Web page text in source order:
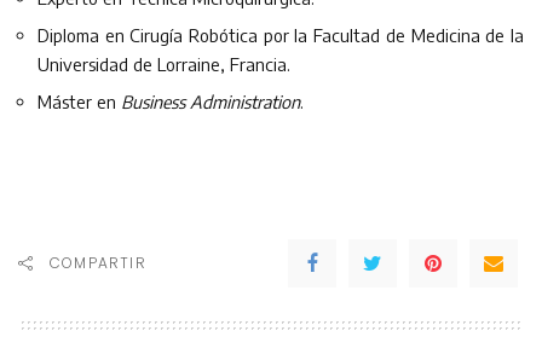
Diploma en Cirugía Robótica por la Facultad de Medicina de la
Universidad de Lorraine, Francia.
Máster en Business Administration.
COMPARTIR